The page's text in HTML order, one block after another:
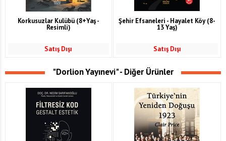
Korkusuzlar Kulübü (8+Yaş -
Resimli)
Satış Dışı
Şehir Efsaneleri - Hayalet Köy (8-
13 Yaş)
Satış Dışı
"Dorlion Yayınevi" - Diğer Ürünler